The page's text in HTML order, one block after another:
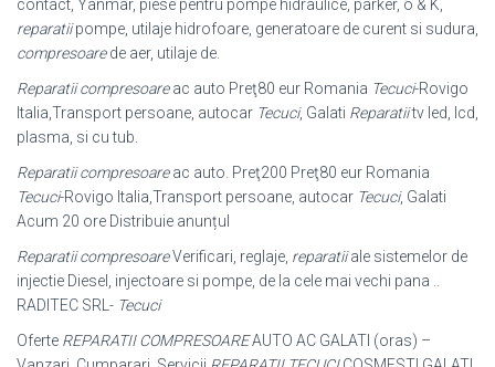
contact, Yanmar, piese pentru pompe hidraulice, parker, o & K,
reparatiipompe, utilaje hidrofoare, generatoare de curent si sudura,
compresoarede aer, utilaje de.
Reparatii compresoareac auto Preţ80 eur Romania Tecuci-Rovigo
Italia, Transport persoane, autocar Tecuci, Galati Reparatiitv led, lcd,
plasma, si cu tub.
Reparatii compresoareac auto. Preţ200 Preţ80 eur Romania
Tecuci-Rovigo Italia,Transport persoane, autocar Tecuci, Galati
Acum 20 ore Distribuie anunțul
Reparatii compresoareVerificari, reglaje, reparatiiale sistemelor de
injectie Diesel, injectoare si pompe, de la cele mai vechi pana ..
RADITEC SRL- Tecuci
Oferte REPARATII COMPRESOAREAUTO AC GALATI (oras) –